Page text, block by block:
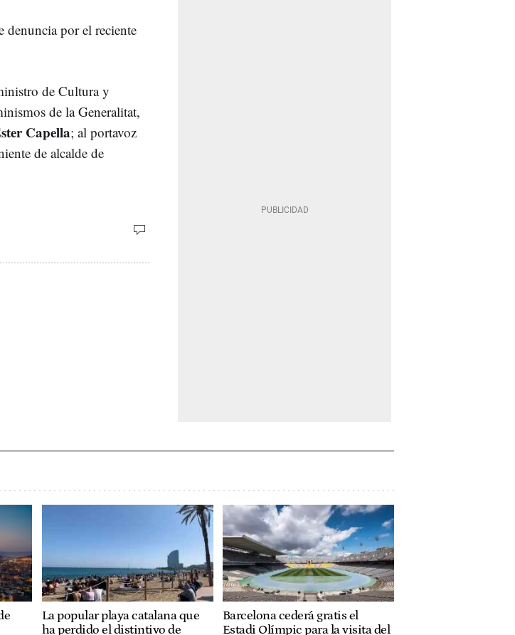
denuncia por el reciente
de Cultura y
de la Generalitat,
Capella; al portavoz
de alcalde de
La popular playa catalana que
ha perdido el distintivo de
Barcelona cederá gratis el
Estadi Olímpic para la visita del